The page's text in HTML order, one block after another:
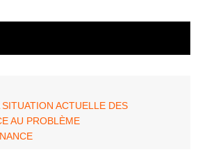
ACTUELLE DES
AU PROBLÈME